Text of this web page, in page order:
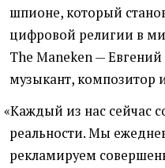
шпионе, который
цифровой религии в
The Maneken —
музыкант, композитор
«Каждый из нас сейчас
реальности. Мы
рекламируем